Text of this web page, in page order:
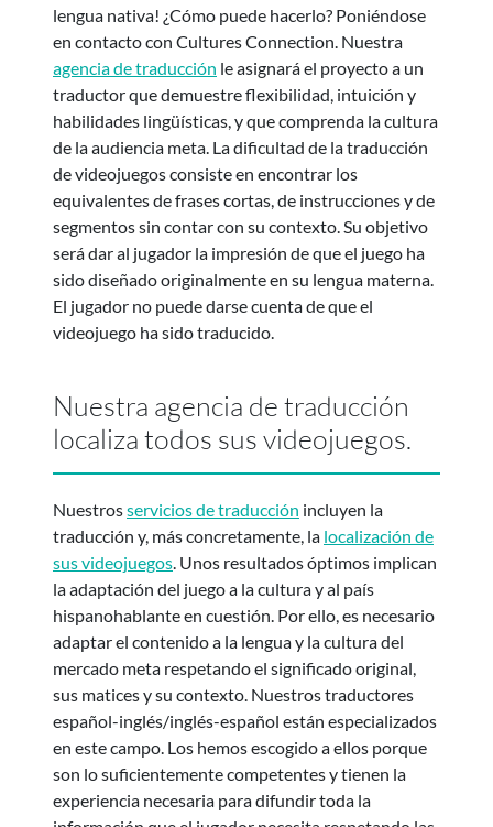
lengua nativa! ¿Cómo puede hacerlo? Poniéndose
en contacto con Cultures Connection. Nuestra
agencia de traducción le asignará el proyecto a un
traductor que demuestre flexibilidad, intuición y
habilidades lingüísticas, y que comprenda la cultura
de la audiencia meta. La dificultad de la traducción
de videojuegos consiste en encontrar los
equivalentes de frases cortas, de instrucciones y de
segmentos sin contar con su contexto. Su objetivo
será dar al jugador la impresión de que el juego ha
sido diseñado originalmente en su lengua materna.
El jugador no puede darse cuenta de que el
videojuego ha sido traducido.
Nuestra agencia de traducción
localiza todos sus videojuegos.
Nuestrosservicios de traducción incluyen la
traducción y, más concretamente, la localización de
sus videojuegos. Unos resultados óptimos implican
la adaptación del juego a la cultura y al país
hispanohablante en cuestión. Por ello, es necesario
adaptar el contenido a la lengua y la cultura del
mercado meta respetando el significado original,
sus matices y su contexto. Nuestros traductores
español-inglés/inglés-español están especializados
en este campo. Los hemos escogido a ellos porque
son lo suficientemente competentes y tienen la
experiencia necesaria para difundir toda la